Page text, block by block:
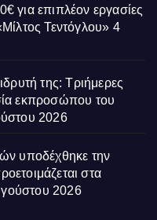
για επιπλέον εργασίες
Τεντόγλου» 4
της: Τριήμερες
εκπροσώπου του
2026
υποδέχθηκε την
στα
2026